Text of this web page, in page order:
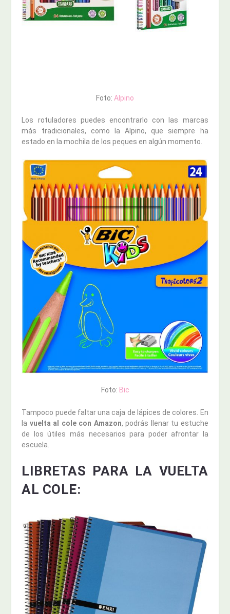
Foto: Alpino
Los rotuladores puedes encontrarlo con las marcas
más tradicionales, como la Alpino, que siempre ha
estado en la mochila de los peques en algún momento.
Foto: Bic
Tampoco puede faltar una caja de lápices de colores. En
la vuelta al cole con Amazon, podrás llenar tu estuche
de los útiles más necesarios para poder afrontar la
escuela.
LIBRETAS PARA LA VUELTA
AL COLE: